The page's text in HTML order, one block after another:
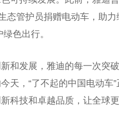
态管护员捐赠电动车，助
色出行。
和发展，雅迪的每一次突
天，“了不起的中国电动车
科技和卓越品质，让全球